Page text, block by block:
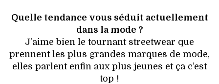
Quelle tendance vous séduit actuellement
dans la mode ?
J’aime bien le tournant streetwear que
prennent les plus grandes marques de mode,
elles parlent enfin aux plus jeunes et ça c’est
top !